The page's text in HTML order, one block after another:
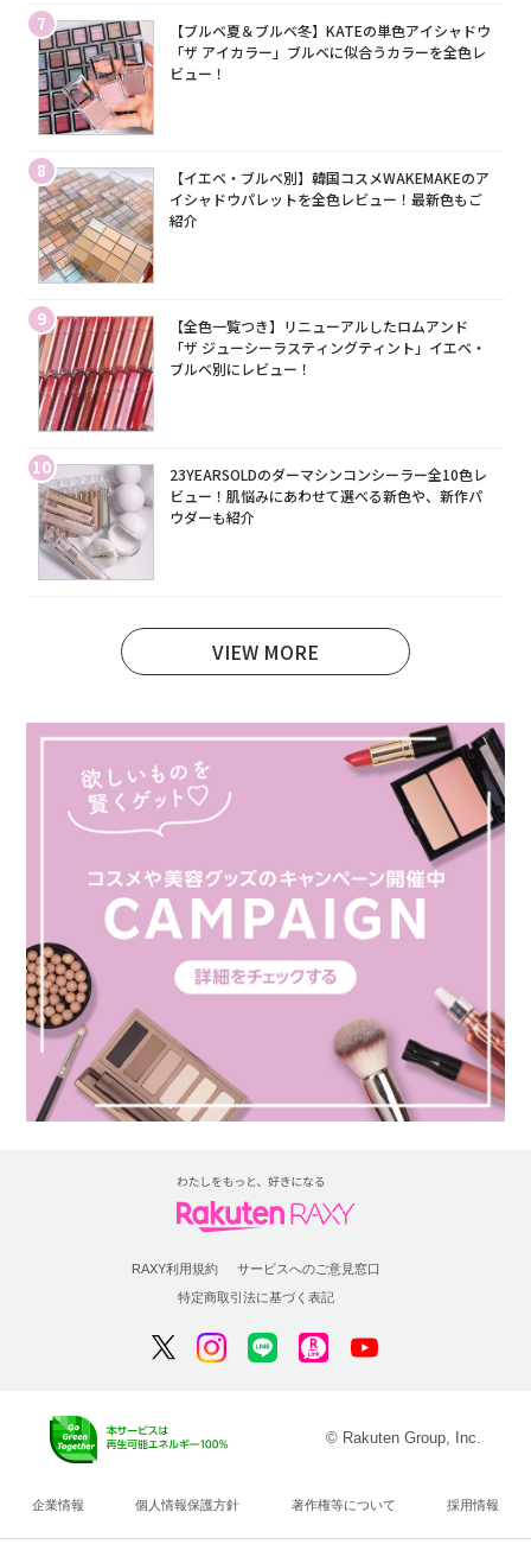
7
【ブルベ夏＆ブルベ冬】KATEの単色アイシャドウ
「ザ アイカラー」ブルベに似合うカラーを全色レ
ビュー！
8
【イエベ・ブルベ別】韓国コスメWAKEMAKEのア
イシャドウパレットを全色レビュー！最新色もご
紹介
9
【全色一覧つき】リニューアルしたロムアンド
「ザ ジューシーラスティングティント」イエベ・
ブルベ別にレビュー！
10
23YEARSOLDのダーマシンコンシーラー全10色レ
ビュー！肌悩みにあわせて選べる新色や、新作パ
ウダーも紹介
VIEW MORE
RAXY利用規約
サービスへのご意見窓口
特定商取引法に基づく表記
© Rakuten Group, Inc.
企業情報 個人情報保護方針 著作権等について 採用情報